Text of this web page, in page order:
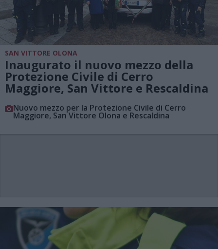
SAN VITTORE OLONA
Inaugurato il nuovo mezzo della
Protezione Civile di Cerro
Maggiore, San Vittore e Rescaldina
Nuovo mezzo per la Protezione Civile di Cerro
Maggiore, San Vittore Olona e Rescaldina